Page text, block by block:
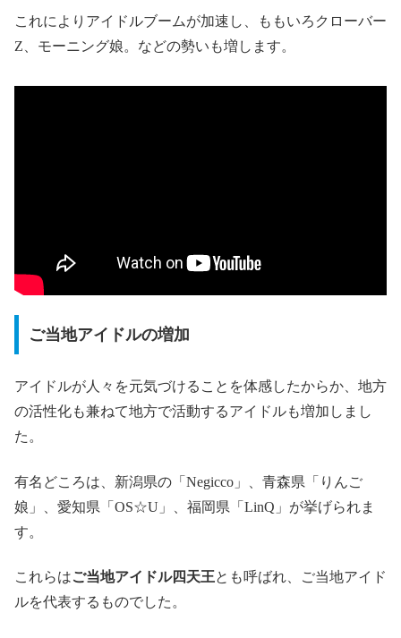
これによりアイドルブームが加速し、ももいろクローバー
Z、モーニング娘。などの勢いも増します。
ご当地アイドルの増加
アイドルが人々を元気づけることを体感したからか、地方
の活性化も兼ねて地方で活動するアイドルも増加しまし
た。
有名どころは、新潟県の「Negicco」、青森県「りんご
娘」、愛知県「OS☆U」、福岡県「LinQ」が挙げられま
す。
これらはご当地アイドル四天王とも呼ばれ、ご当地アイド
ルを代表するものでした。